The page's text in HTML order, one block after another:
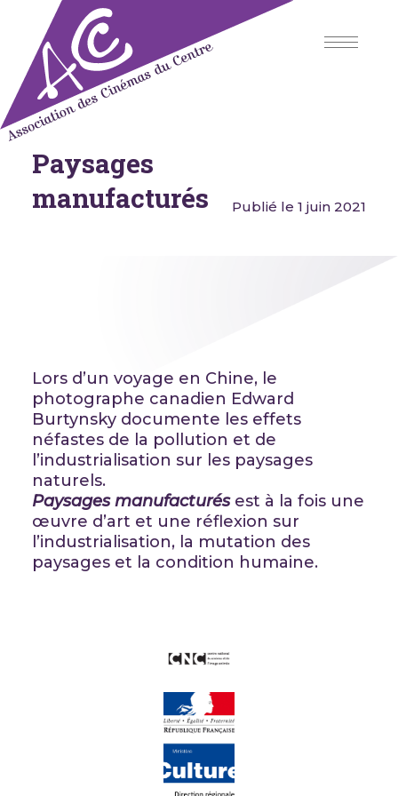
content
Association des Cinémas du
Centre
Paysages
manufacturés
Publié le 1 juin 2021
Lors d’un voyage en Chine, le
photographe canadien Edward
Burtynsky documente les effets
néfastes de la pollution et de
l’industrialisation sur les paysages
naturels.
Paysages manufacturésest à la fois une
œuvre d’art et une réflexion sur
l’industrialisation, la mutation des
paysages et la condition humaine.